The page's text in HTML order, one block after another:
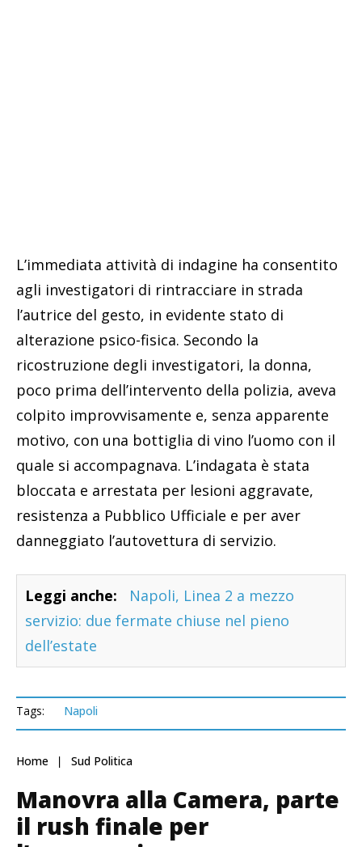
L’immediata attività di indagine ha consentito
agli investigatori di rintracciare in strada
l’autrice del gesto, in evidente stato di
alterazione psico-fisica. Secondo la
ricostruzione degli investigatori, la donna,
poco prima dell’intervento della polizia, aveva
colpito improvvisamente e, senza apparente
motivo, con una bottiglia di vino l’uomo con il
quale si accompagnava. L’indagata è stata
bloccata e arrestata per lesioni aggravate,
resistenza a Pubblico Ufficiale e per aver
danneggiato l’autovettura di servizio.
Leggi anche:
Napoli, Linea 2 a mezzo
servizio: due fermate chiuse nel pieno
dell’estate
Tags: Napoli
Home Sud Politica
Manovra alla Camera, parte
il rush finale per